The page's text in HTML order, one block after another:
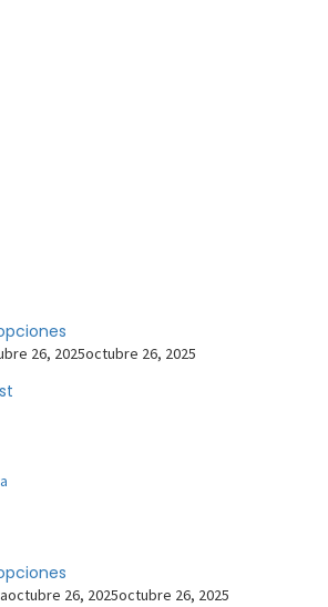
26, 2025octubre 26, 2025
octubre 26, 2025octubre 26, 2025